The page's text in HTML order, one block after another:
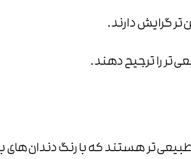
گرایش دارند.
را ترجیح دهند.
هستند که با رنگ